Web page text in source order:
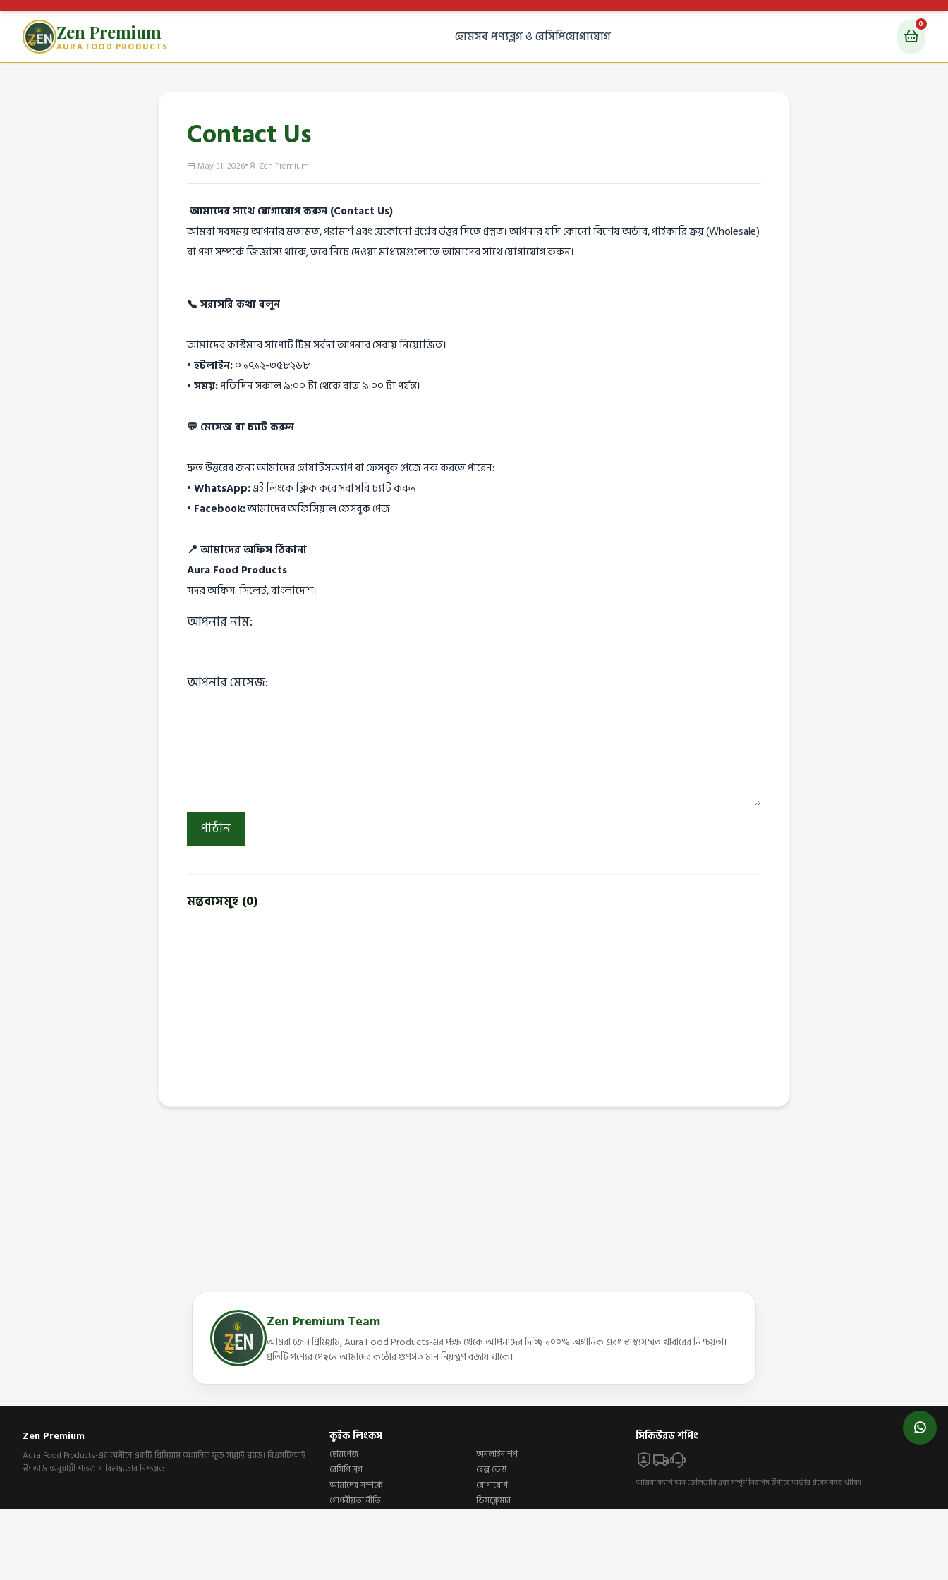
Zen Premium
AURA FOOD PRODUCTS
হোমসব পণ্যব্লগ ও রেসিপিযোগাযোগ
0
Contact Us
May 31, 2026• Zen Premium
আমাদের সাথে যোগাযোগ করুন (Contact Us)
আমরা সবসময় আপনার মতামত, পরামর্শ এবং যেকোনো প্রশ্নের উত্তর দিতে প্রস্তুত। আপনার যদি কোনো বিশেষ অর্ডার, পাইকারি ক্রয় (Wholesale)
বা পণ্য সম্পর্কে জিজ্ঞাস্য থাকে, তবে নিচে দেওয়া মাধ্যমগুলোতে আমাদের সাথে যোগাযোগ করুন।
📞 সরাসরি কথা বলুন
আমাদের কাস্টমার সাপোর্ট টিম সর্বদা আপনার সেবায় নিয়োজিত।
• হটলাইন:০ ১৭১২-৩৫৮২৬৮
• সময়:প্রতিদিন সকাল ৯:০০ টা থেকে রাত ৯:০০ টা পর্যন্ত।
💬 মেসেজ বা চ্যাট করুন
দ্রুত উত্তরের জন্য আমাদের হোয়াটসঅ্যাপ বা ফেসবুক পেজে নক করতে পারেন:
• WhatsApp:এই লিংকে ক্লিক করে সরাসরি চ্যাট করুন
• Facebook:আমাদের অফিসিয়াল ফেসবুক পেজ
📍 আমাদের অফিস ঠিকানা
Aura Food Products
সদর অফিস: সিলেট, বাংলাদেশ।
আপনার নাম:
আপনার মেসেজ:
মন্তব্যসমূহ (0)
Zen Premium Team
আমরা জেন প্রিমিয়াম, Aura Food Products-এর পক্ষ থেকে আপনাদের দিচ্ছি ১০০% অর্গানিক এবং স্বাস্থ্যসম্মত খাবারের নিশ্চয়তা।
প্রতিটি পণ্যের পেছনে আমাদের কঠোর গুণগত মান নিয়ন্ত্রণ বজায় থাকে।
Zen Premium
Aura Food Products-এর অধীনে একটি প্রিমিয়াম অর্গানিক ফুড সাপ্লাই ব্র্যান্ড। বিএসটিআই
স্ট্যান্ডার্ড অনুযায়ী শতভাগ বিশুদ্ধতার নিশ্চয়তা।
কুইক লিংকস
হোমপেজ
অনলাইন শপ
রেসিপি ব্লগ
হেল্প ডেস্ক
আমাদের সম্পর্কে
যোগাযোগ
গোপনীয়তা নীতি
ডিসক্লেমার
সিকিউরড শপিং
আমরা ক্যাশ অন ডেলিভারি এবং সম্পূর্ণ নিরাপদ উপায়ে অর্ডার প্রসেস করে থাকি।